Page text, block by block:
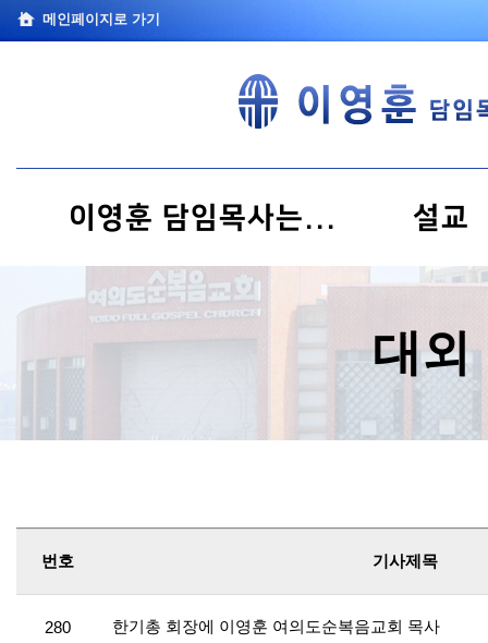
메인페이지로 가기
이영훈 담임목사는... 설교
대외
번호 기사제목
280 한기총 회장에 이영훈 여의도순복음교회 목사